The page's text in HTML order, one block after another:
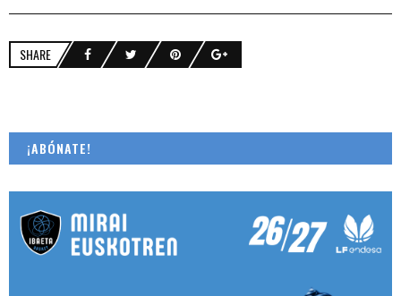
SHARE
¡ABÓNATE!